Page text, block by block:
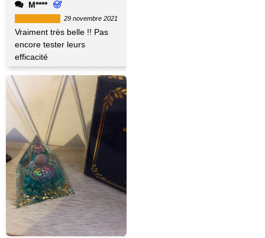
M****
29 novembre 2021
Vraiment très belle !! Pas
encore tester leurs
efficacité